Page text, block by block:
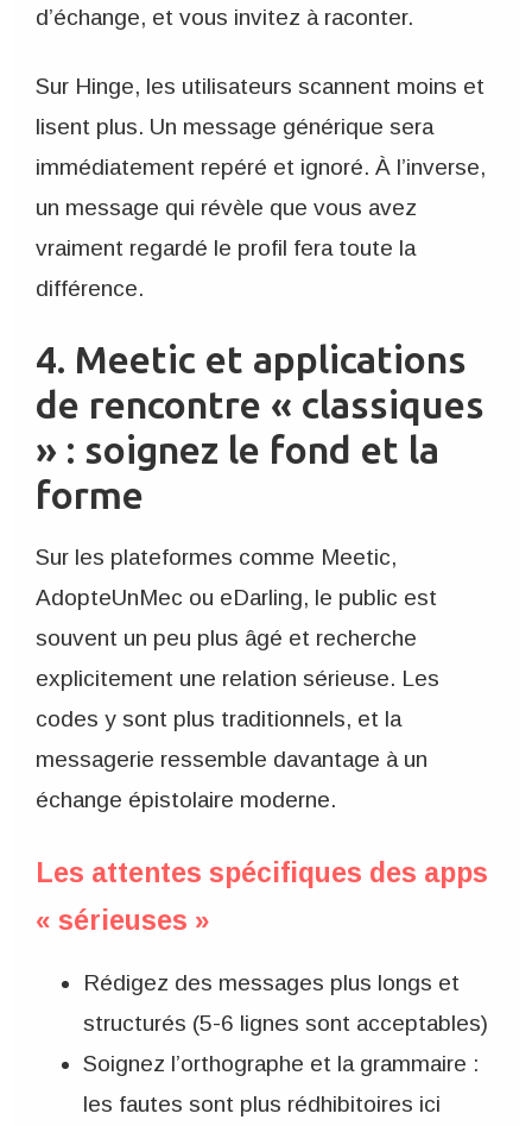
d’échange, et vous invitez à raconter.
Sur Hinge, les utilisateurs scannent moins et
lisent plus. Un message générique sera
immédiatement repéré et ignoré. À l’inverse,
un message qui révèle que vous avez
vraiment regardé le profil fera toute la
différence.
4. Meetic et applications
de rencontre « classiques
» : soignez le fond et la
forme
Sur les plateformes comme Meetic,
AdopteUnMec ou eDarling, le public est
souvent un peu plus âgé et recherche
explicitement une relation sérieuse. Les
codes y sont plus traditionnels, et la
messagerie ressemble davantage à un
échange épistolaire moderne.
Les attentes spécifiques des apps
« sérieuses »
Rédigez des messages plus longs et
structurés (5-6 lignes sont acceptables)
Soignez l’orthographe et la grammaire :
les fautes sont plus rédhibitoires ici